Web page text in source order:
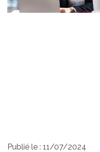
Publié le : 11/07/2024